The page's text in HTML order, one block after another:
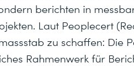
berichten in
Laut Peoplecert
zu schaffen: Die
Rahmenwerk für